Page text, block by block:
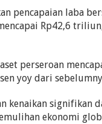
pencapaian laba
Rp42,6
perseroan
yoy dari
kenaikan signifikan
ekonomi